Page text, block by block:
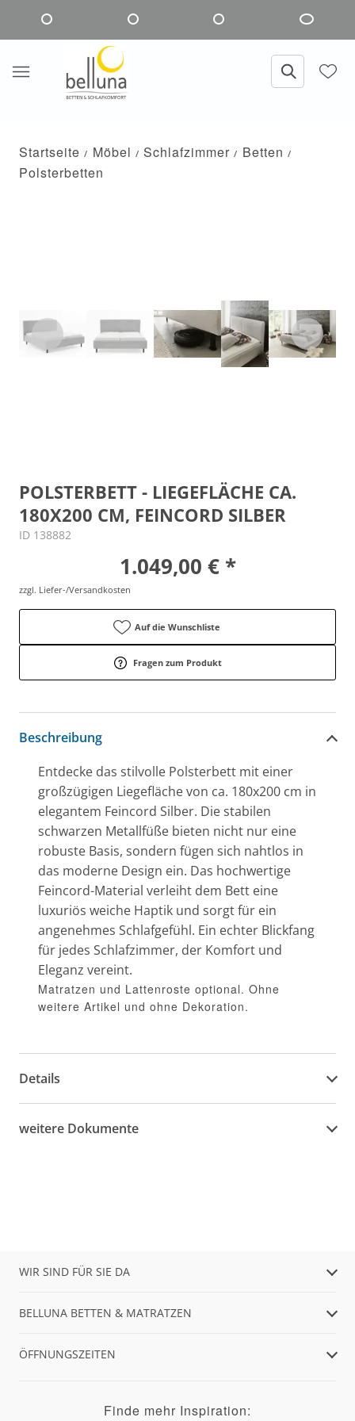
Startseite Möbel Schlafzimmer
Betten
Polsterbetten
POLSTERBETT - LIEGEFLÄCHE CA.
180X200 CM, FEINCORD SILBER
ID 138882
1.049,00 € *
zzgl. Liefer-/Versandkosten
Auf die Wunschliste
Fragen zum Produkt
Beschreibung
Entdecke das stilvolle Polsterbett mit einer
großzügigen Liegefläche von ca. 180x200 cm in
elegantem Feincord Silber. Die stabilen
schwarzen Metallfüße bieten nicht nur eine
robuste Basis, sondern fügen sich nahtlos in
das moderne Design ein. Das hochwertige
Feincord-Material verleiht dem Bett eine
luxuriös weiche Haptik und sorgt für ein
angenehmes Schlafgefühl. Ein echter Blickfang
für jedes Schlafzimmer, der Komfort und
Eleganz vereint.
Matratzen und Lattenroste optional. Ohne
weitere Artikel und ohne Dekoration.
Details
weitere Dokumente
WIR SIND FÜR SIE DA
BELLUNA BETTEN & MATRATZEN
ÖFFNUNGSZEITEN
Finde mehr Inspiration: